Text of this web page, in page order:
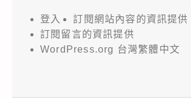
登入
訂閱網站內容的資訊提供
訂閱留言的資訊提供
WordPress.org 台灣繁體中文